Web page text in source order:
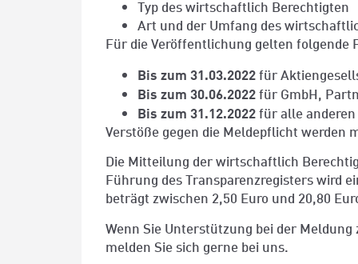
Typ des wirtschaftlich Berechtigten
Art und der Umfang des
Für die Veröffentlichung gelten folgende
Bis zum 31.03.2022für
Bis zum 30.06.2022für GmbH,
Bis zum 31.12.2022für alle
Verstöße gegen die Meldepflicht werden
Die Mitteilung der wirtschaftlich
Führung des Transparenzregisters wird
beträgt zwischen 2,50 Euro und 20,80
Wenn Sie Unterstützung bei der
melden Sie sich gerne bei uns.